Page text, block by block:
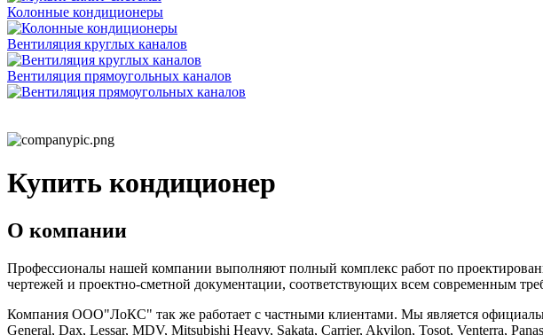
Колонные кондиционеры
Вентиляция круглых каналов
Вентиляция прямоугольных каналов
Купить кондиционер
О компании
Профессионалы нашей компании выполняют полный комплекс работ по
чертежей и проектно-сметной документации, соответствующих всем современным
Компания ООО"ЛоКС" так же работает с частными клиентами. Мы является
General, Dax, Lessar, MDV, Mitsubishi Heavy, Sakata, Carrier, Akvilon, Tosot, Venterra,